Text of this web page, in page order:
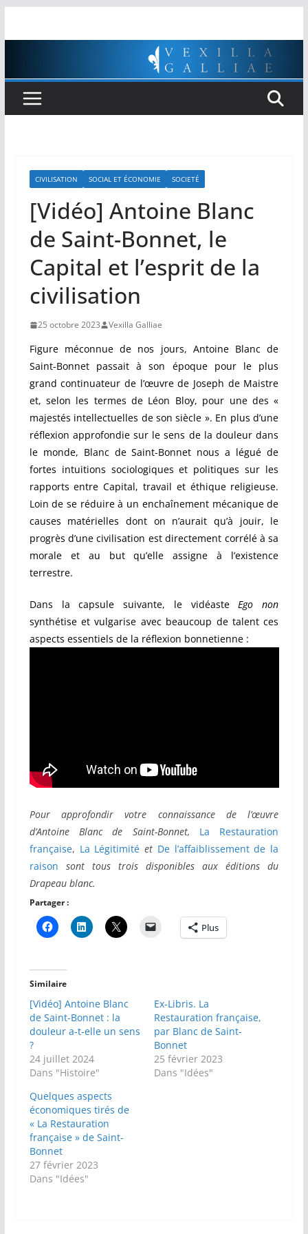
CIVILISATION SOCIAL ET ÉCONOMIE SOCIETÉ
[Vidéo] Antoine Blanc
de Saint-Bonnet, le
Capital et l’esprit de la
civilisation
25 octobre 2023 Vexilla Galliae
Figure méconnue de nos jours, Antoine Blanc de
Saint-Bonnet passait à son époque pour le plus
grand continuateur de l’œuvre de Joseph de Maistre
et, selon les termes de Léon Bloy, pour une des «
majestés intellectuelles de son siècle ». En plus d’une
réflexion approfondie sur le sens de la douleur dans
le monde, Blanc de Saint-Bonnet nous a légué de
fortes intuitions sociologiques et politiques sur les
rapports entre Capital, travail et éthique religieuse.
Loin de se réduire à un enchaînement mécanique de
causes matérielles dont on n’aurait qu’à jouir, le
progrès d’une civilisation est directement corrélé à sa
morale et au but qu’elle assigne à l’existence
terrestre.
Dans la capsule suivante, le vidéasteEgo non
synthétise et vulgarise avec beaucoup de talent ces
aspects essentiels de la réflexion bonnetienne :
Pour approfondir votre connaissance de l’œuvre
d’Antoine Blanc de Saint-Bonnet, La Restauration
française, La Légitimité et De l’affaiblissement de la
raison sont tous trois disponibles aux éditions du
Drapeau blanc.
Partager :
Plus
Similaire
[Vidéo] Antoine Blanc
de Saint-Bonnet : la
douleur a-t-elle un sens
?
24 juillet 2024
Dans "Histoire"
Ex-Libris. La
Restauration française,
par Blanc de Saint-
Bonnet
25 février 2023
Dans "Idées"
Quelques aspects
économiques tirés de
« La Restauration
française » de Saint-
Bonnet
27 février 2023
Dans "Idées"